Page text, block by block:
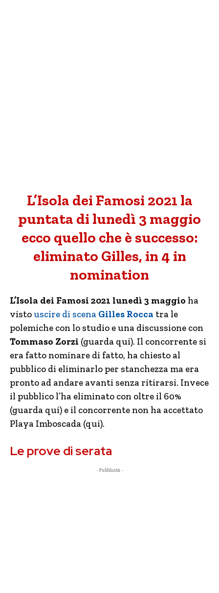
L’Isola dei Famosi 2021 la
puntata di lunedì 3 maggio
ecco quello che è successo:
eliminato Gilles, in 4 in
nomination
L’Isola dei Famosi 2021 lunedì 3 maggio ha
vistouscire di scena Gilles Rocca tra le
polemiche con lo studio e una discussione con
Tommaso Zorzi (guarda qui). Il concorrente si
era fatto nominare di fatto, ha chiesto al
pubblico di eliminarlo per stanchezza ma era
pronto ad andare avanti senza ritirarsi. Invece
il pubblico l’ha eliminato con oltre il 60%
(guarda qui) e il concorrente non ha accettato
Playa Imboscada (qui).
Le prove di serata
- Pubblicità -